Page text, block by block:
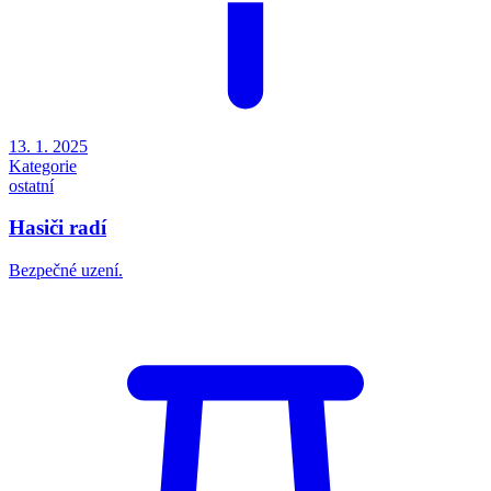
13. 1. 2025
Kategorie
ostatní
Hasiči radí
Bezpečné uzení.